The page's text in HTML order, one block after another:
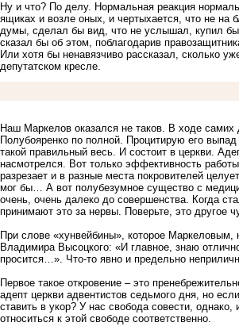
Ну и что? По делу. Нормальная реакция
ящиках и возле оных, и чертыхается, что не на
думы, сделал бы вид, что не услышал, купил
сказал бы об этом, поблагодарив
Или хотя бы ненавязчиво рассказал, сколько
депутатском кресле.
Наш Маркелов оказался не таков. В ходе самих
Полубояренко по полной. Процитирую его
такой правильный весь. И состоит в церкви.
насмотрелся. Вот только эффективность
разрезает и в разные места покровителей
мог бы… А вот полубезумное существо с
очень, очень далеко до совершенства. Когда
принимают это за нервы. Поверьте, это другое
При слове «хунвейбины», которое Маркеловым,
Владимира Высоцкого: «И главное, знаю
просится…». Что-то явно и предельно
Первое такое откровение – это
адепт церкви адвентистов седьмого дня, но
ставить в укор? У нас свобода совести,
относиться к этой свободе соответственно.